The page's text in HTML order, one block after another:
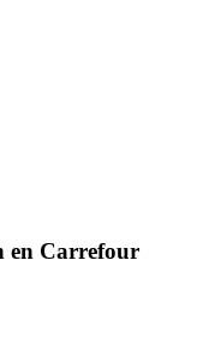
en Carrefour